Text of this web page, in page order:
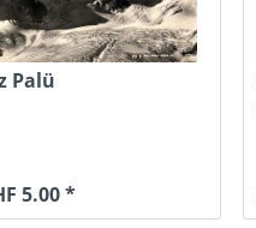
Palü
5.00 *